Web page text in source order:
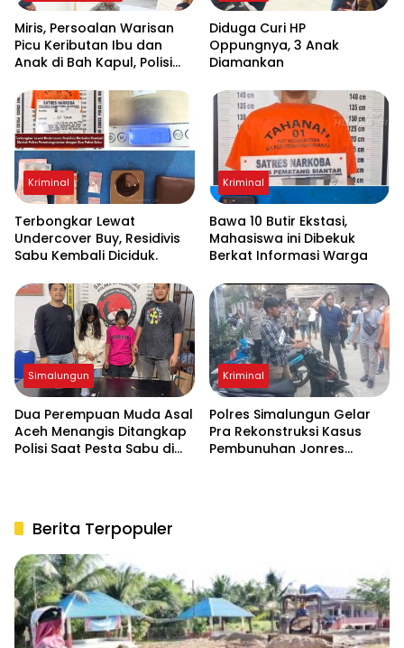
Miris, Persoalan Warisan
Picu Keributan Ibu dan
Anak di Bah Kapul, Polisi
Diduga Curi HP
Oppungnya, 3 Anak
Diamankan
Kriminal
Terbongkar Lewat
Undercover Buy, Residivis
Sabu Kembali Diciduk.
Kriminal
Bawa 10 Butir Ekstasi,
Mahasiswa ini Dibekuk
Berkat Informasi Warga
Simalungun
Dua Perempuan Muda Asal
Aceh Menangis Ditangkap
Polisi Saat Pesta Sabu di
Kriminal
Polres Simalungun Gelar
Pra Rekonstruksi Kasus
Pembunuhan Jonres
Berita Terpopuler